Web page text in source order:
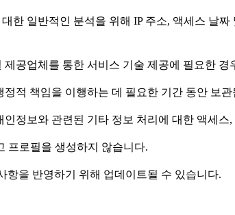
한 일반적인 분석을 위해 IP 주소, 액세스 날
공업체를 통한 서비스 기술 제공에 필요한
적 책임을 이행하는 데 필요한 기간 동안 보관
정보와 관련된 기타 정보 처리에 대한 액세
프로필을 생성하지 않습니다.
항을 반영하기 위해 업데이트될 수 있습니다.